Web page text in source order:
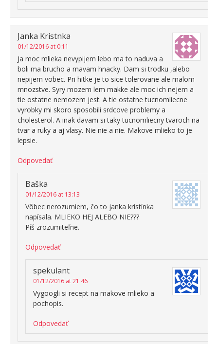
Janka Kristnka
01/12/2016 at 0:11
Ja moc mlieka nevypijem lebo ma to naduva a
boli ma brucho a mavam hnacky. Dam si trodku ,alebo
nepijem vobec. Pri hitke je to sice tolerovane ale malom
mnozstve. Syry mozem lem makke ale moc ich nejem a
tie ostatne nemozem jest. A tie ostatne tucnomliecne
vyrobky mi skoro sposobili srdcove problemy a
cholesterol. A inak davam si taky tucnomliecny tvaroch na
tvar a ruky a aj vlasy. Nie nie a nie. Makove mlieko to je
lepsie.
Odpovedať
Baška
01/12/2016 at 13:13
Vôbec nerozumiem, čo to janka kristínka
napísala. MLIEKO HEJ ALEBO NIE???
Píš zrozumiteľne.
Odpovedať
spekulant
01/12/2016 at 21:46
Vygoogli si recept na makove mlieko a
pochopis.
Odpovedať